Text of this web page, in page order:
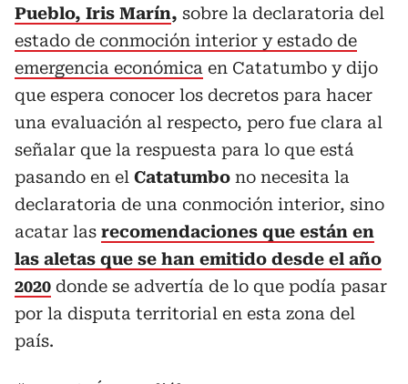
Pueblo, Iris Marín, sobre la declaratoria del
estado de conmoción interior y estado de
emergencia económica en Catatumbo y dijo
que espera conocer los decretos para hacer
una evaluación al respecto, pero fue clara al
señalar que la respuesta para lo que está
pasando en el Catatumbo no necesita la
declaratoria de una conmoción interior, sino
acatar las recomendaciones que están en
las aletas que se han emitido desde el año
2020 donde se advertía de lo que podía pasar
por la disputa territorial en esta zona del
país.